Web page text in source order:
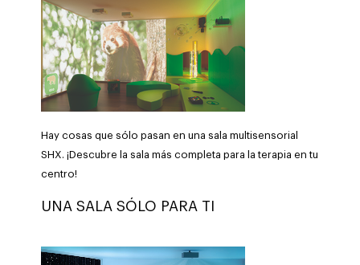
Hay cosas que sólo pasan en una sala multisensorial
SHX. ¡Descubre la sala más completa para la terapia en tu
centro!
UNA SALA SÓLO PARA TI